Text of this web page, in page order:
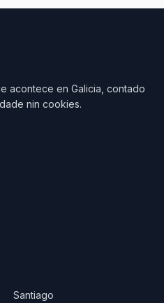
acontece en Galicia, contado
nin cookies.
Santiago